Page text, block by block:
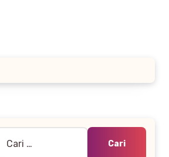
untuk: